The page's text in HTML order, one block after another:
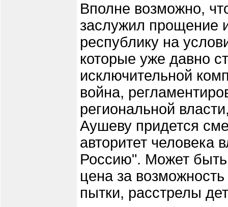
Вполне возможно,
заслужил прощение
республику на
которые уже давно
исключительной
война,
региональной
Аушеву придется
авторитет человека
Россию". Может
цена за
пытки, расстрелы